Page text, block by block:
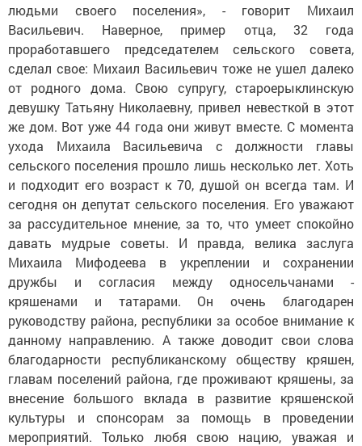
людьми своего поселения», - говорит Михаил
Васильевич. Наверное, пример отца, 32 года
проработавшего председателем сельского совета,
сделал свое: Михаил Васильевич тоже не ушел далеко
от родного дома. Свою супругу, староерыклинскую
девушку Татьяну Николаевну, привел невесткой в этот
же дом. Вот уже 44 года они живут вместе. С момента
ухода Михаила Васильевича с должности главы
сельского поселения прошло лишь несколько лет. Хоть
и подходит его возраст к 70, душой он всегда там. И
сегодня он депутат сельского поселения. Его уважают
за рассудительное мнение, за то, что умеет спокойно
давать мудрые советы. И правда, велика заслуга
Михаила Мифодеева в укреплении и сохранении
дружбы и согласия между односельчанами -
кряшенами и татарами. Он очень благодарен
руководству района, республики за особое внимание к
данному направлению. А также доводит свои слова
благодарности республиканскому обществу кряшен,
главам поселений района, где проживают кряшены, за
внесение большого вклада в развитие кряшенской
культуры и спонсорам за помощь в проведении
мероприятий. Только любя свою нацию, уважая и